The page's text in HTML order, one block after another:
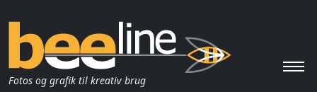
Fotos og grafik til kreativ brug